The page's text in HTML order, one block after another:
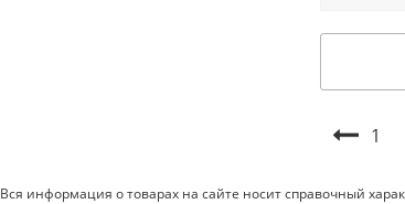
1
Вся информация о товарах на сайте носит справочный